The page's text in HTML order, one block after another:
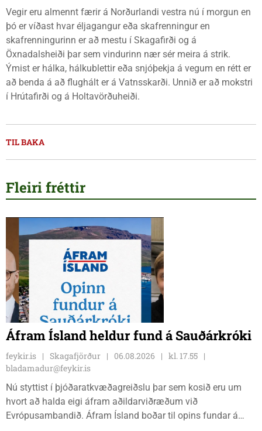
Vegir eru almennt færir á Norðurlandi vestra nú í morgun en
þó er víðast hvar éljagangur eða skafrenningur en
skafrenningurinn er að mestu í Skagafirði og á
Öxnadalsheiði þar sem vindurinn nær sér meira á strik.
Ýmist er hálka, hálkublettir eða snjóþekja á vegum en rétt er
að benda á að flughált er á Vatnsskarði. Unnið er að mokstri
í Hrútafirði og á Holtavörðuheiði.
TIL BAKA
Fleiri fréttir
Áfram Ísland heldur fund á Sauðárkróki
feykir.is Skagafjörður 06.08.2026
kl. 17.55
bladamadur@feykir.is
Nú styttist í þjóðaratkvæðagreiðslu þar sem kosið eru um
hvort að halda eigi áfram aðildarviðræðum við
Evrópusambandið. Áfram Ísland boðar til opins fundar á